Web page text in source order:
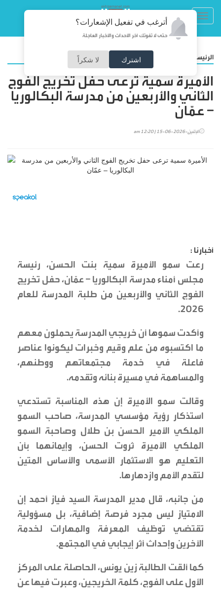
أترغب في تفعيل الإشعارات؟
حتى لا تفوتك آخر الأحداث والأخبار العاجلة
اشترك لا شكراً الرئيسية
الأميرة سمية ترعى حفل تخريج الفوج
الثاني والأربعين من مدرسة البكالوريا
– عمّان
الإثنين-2026-06-15 | 12:20 am
أخبارنا :
رعت سمو الأميرة سمية بنت الحسن، رئيسة
مجلس أمناء مدرسة البكالوريا – عمّان، حفل تخريج
الفوج الثاني والأربعين من طلبة المدرسة للعام
2026.
وأكدت سموها أن خريجي المدرسة يحملون معهم
ما اكتسبوه من علم وقيم وخبرات ليكونوا عناصر
فاعلة في خدمة مجتمعاتهم ووطنهم،
والمساهمة في مسيرة بنائه وتقدمه.
وقالت سمو الأميرة إن هذه المناسبة تستدعي
استذكار رؤية مؤسسي المدرسة، صاحب السمو
الملكي الأمير الحسن بن طلال وصاحبة السمو
الملكي الأميرة ثروت الحسن، وإيمانهما بأن
التعليم هو الاستثمار الأسمى والأساس المتين
لتقدم الأمم وازدهارها.
من جانبه، قال مدير المدرسة السيد فياز أحمد إن
الامتياز ليس مجرد فرصة إضافية، بل مسؤولية
تقتضي توظيف المعرفة والمهارات لخدمة
الآخرين وإحداث أثر إيجابي في المجتمع.
كما ألقت الطالبة زين يونس، الحاصلة على المركز
الأول على الفوج، كلمة الخريجين، وعبرت فيها عن